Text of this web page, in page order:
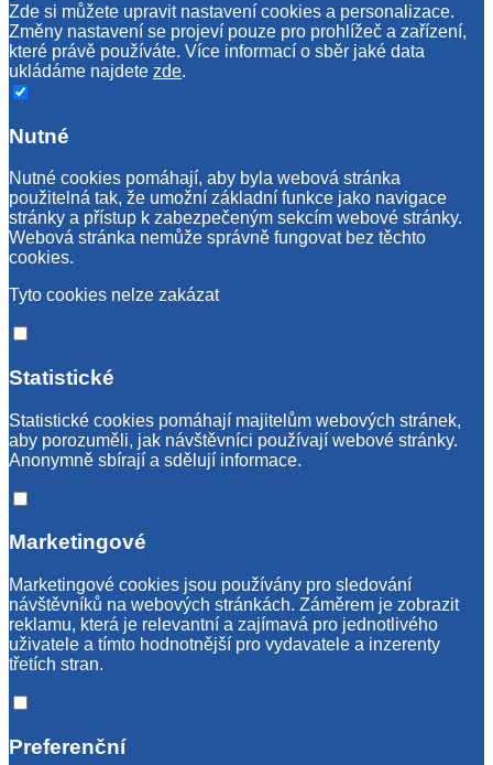
Zde si můžete upravit nastavení cookies a personalizace.
Změny nastavení se projeví pouze pro prohlížeč a zařízení,
které právě používáte. Více informací o sběr jaké data
ukládáme najdete zde.
Nutné
Nutné cookies pomáhají, aby byla webová stránka
použitelná tak, že umožní základní funkce jako navigace
stránky a přístup k zabezpečeným sekcím webové stránky.
Webová stránka nemůže správně fungovat bez těchto
cookies.
Tyto cookies nelze zakázat
Statistické
Statistické cookies pomáhají majitelům webových stránek,
aby porozuměli, jak návštěvníci používají webové stránky.
Anonymně sbírají a sdělují informace.
Marketingové
Marketingové cookies jsou používány pro sledování
návštěvníků na webových stránkách. Záměrem je zobrazit
reklamu, která je relevantní a zajímavá pro jednotlivého
uživatele a tímto hodnotnější pro vydavatele a inzerenty
třetích stran.
Preferenční